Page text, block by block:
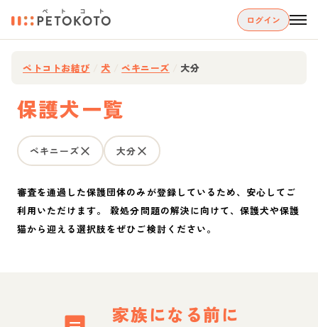
ログイン
ペトコトお結び 犬 ペキニーズ 大分
保護犬一覧
ペキニーズ 大分
審査を通過した保護団体のみが登録しているため、安心してご
利用いただけます。 殺処分問題の解決に向けて、保護犬や保護
猫から迎える選択肢をぜひご検討ください。
家族になる前に